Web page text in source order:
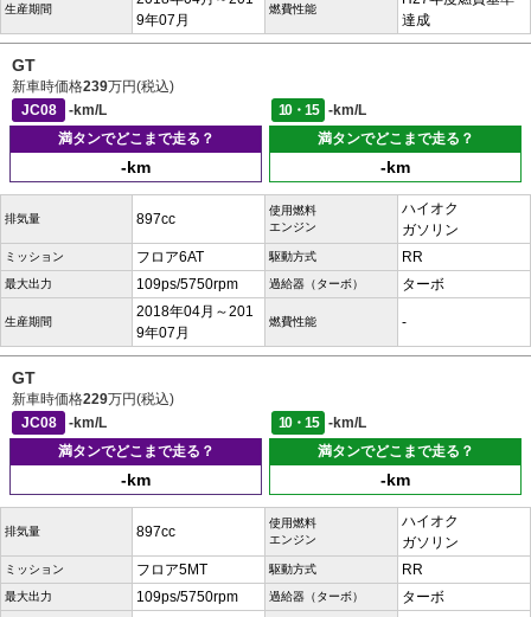
生産期間
9年07月
燃費性能
達成
GT
新車時価格239万円(税込)
JC08
-km/L 10・15
-km/L
満タンでどこまで走る？
-km
満タンでどこまで走る？
-km
排気量 897cc
使用燃料
エンジン
ハイオク
ガソリン
ミッション フロア6AT 駆動方式 RR
最大出力 109ps/5750rpm 過給器（ターボ） ターボ
生産期間
2018年04月～201
9年07月
燃費性能 -
GT
新車時価格229万円(税込)
JC08
-km/L 10・15
-km/L
満タンでどこまで走る？
-km
満タンでどこまで走る？
-km
排気量 897cc
使用燃料
エンジン
ハイオク
ガソリン
ミッション フロア5MT 駆動方式 RR
最大出力 109ps/5750rpm 過給器（ターボ）
ターボ